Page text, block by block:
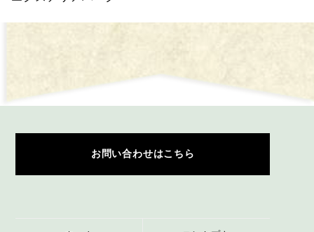
お問い合わせはこちら